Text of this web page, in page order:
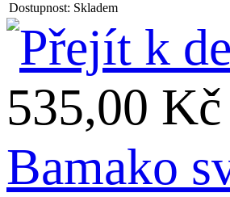
Dostupnost: Skladem
535,00
Bamako